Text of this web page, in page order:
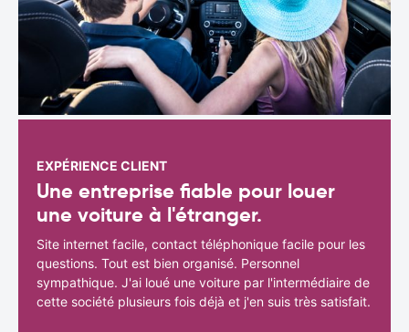
EXPÉRIENCE CLIENT
Une entreprise fiable pour louer
une voiture à l'étranger.
Site internet facile, contact téléphonique facile pour les
questions. Tout est bien organisé. Personnel
sympathique. J'ai loué une voiture par l'intermédiaire de
cette société plusieurs fois déjà et j'en suis très satisfait.